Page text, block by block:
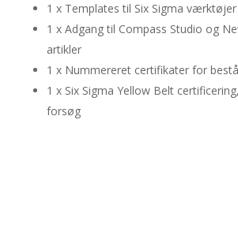
1 x Templates til Six Sigma værktøjer
1 x Adgang til Compass Studio og
artikler
1 x Nummereret certifikater for
1 x Six Sigma Yellow Belt
forsøg